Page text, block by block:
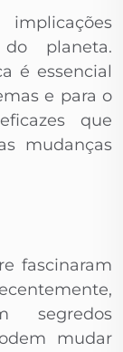
planeta.
é essencial
e para o
que
mudanças
fascinaram
segredos
mudar